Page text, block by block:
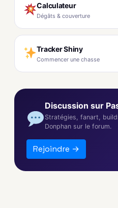
Calculateur
Dégâts & couverture
Tracker Shiny
Commencer une chasse
Discussion sur
Stratégies, fanart,
Donphan sur le forum.
Rejoindre →